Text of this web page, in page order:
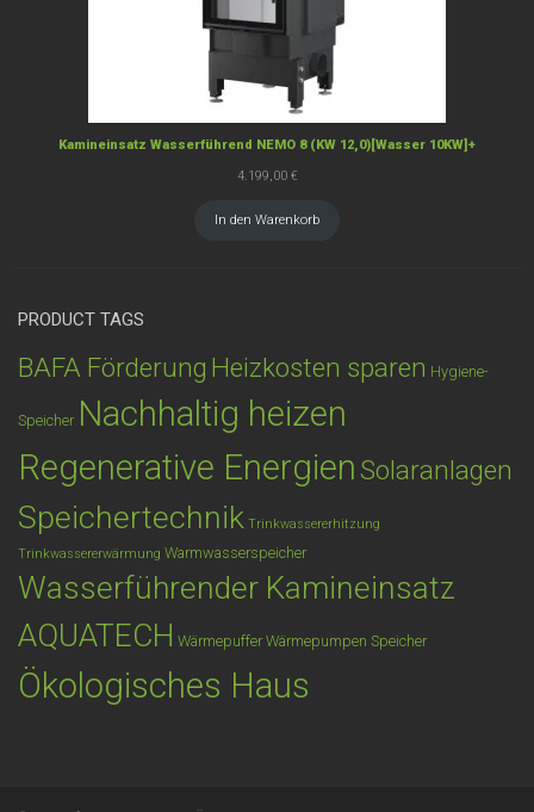
Kamineinsatz Wasserführend NEMO 8 (KW 12,0)[Wasser 10KW]+
4.199,00 €
In den Warenkorb
PRODUCT TAGS
BAFA Förderung Heizkosten sparen Hygiene-
Speicher Nachhaltig heizen
Regenerative Energien Solaranlagen
Speichertechnik Trinkwassererhitzung
Trinkwassererwärmung Warmwasserspeicher
Wasserführender Kamineinsatz
AQUATECH Wärmepuffer Wärmepumpen Speicher
Ökologisches Haus